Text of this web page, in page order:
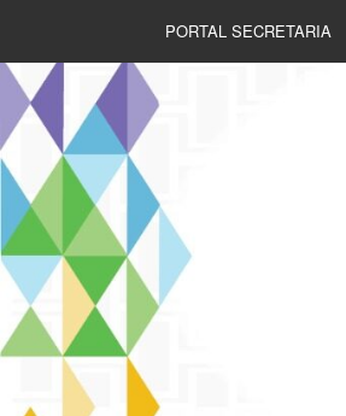
PORTAL SECRETARIA
SECULT